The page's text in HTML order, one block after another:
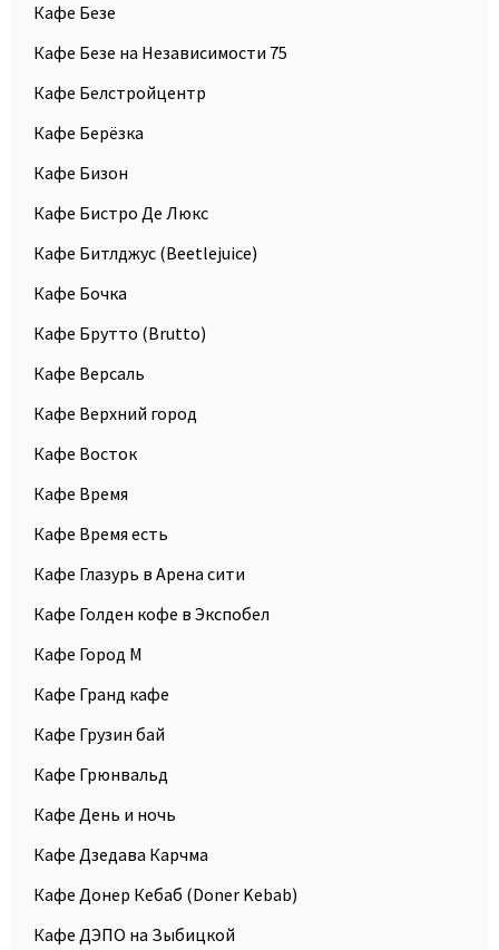
Кафе Безе
Кафе Безе на Независимости 75
Кафе Белстройцентр
Кафе Берёзка
Кафе Бизон
Кафе Бистро Де Люкс
Кафе Битлджус (Beetlejuice)
Кафе Бочка
Кафе Брутто (Brutto)
Кафе Версаль
Кафе Верхний город
Кафе Восток
Кафе Время
Кафе Время есть
Кафе Глазурь в Арена сити
Кафе Голден кофе в Экспобел
Кафе Город М
Кафе Гранд кафе
Кафе Грузин бай
Кафе Грюнвальд
Кафе День и ночь
Кафе Дзедава Карчма
Кафе Донер Кебаб (Doner Kebab)
Кафе ДЭПО на Зыбицкой